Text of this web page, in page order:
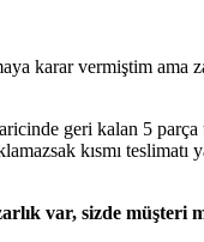
karar vermiştim ama
geri kalan 5 parça
kısmı
var, sizde